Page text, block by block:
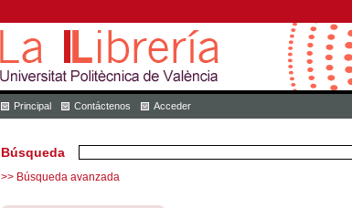
Principal Contáctenos Acceder
Búsqueda
>> Búsqueda avanzada